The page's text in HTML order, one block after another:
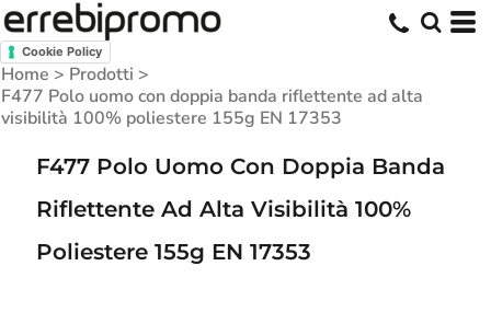
Cookie Policy
Home > Prodotti >
F477 Polo uomo con doppia banda riflettente ad alta
visibilità 100% poliestere 155g EN 17353
F477 Polo Uomo Con Doppia Banda
Riflettente Ad Alta Visibilità 100%
Poliestere 155g EN 17353